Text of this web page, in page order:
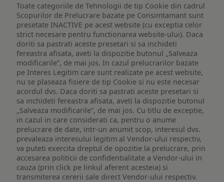
Toate categoriile de Tehnologii de tip Cookie din cadrul
Scopurilor de Prelucrare bazate pe Consimtamant sunt
presetate INACTIVE pe acest website (cu exceptia celor
strict necesare pentru functionarea website-ului). Daca
doriti sa pastrati aceste presetari si sa inchideti
fereastra afisata, aveti la dispozitie butonul „Salveaza
modificarile”, de mai jos. In cazul prelucrarilor bazate
pe Interes Legitim care sunt realizate pe acest website,
nu se plaseaza fisiere de tip Cookie si nu este necesar
acordul dvs. Daca doriti sa pastrati aceste presetari si
sa inchideti fereastra afisata, aveti la dispozitie butonul
„Salveaza modificarile”, de mai jos. Cu titlu de exceptie,
in cazul in care considerati ca, pentru o anume
prelucrare de date, intr-un anumit scop, interesul dvs.
prevaleaza interesului legitim al Vendor-ului respectiv,
va puteti exercita dreptul de opozitie la prelucrare, prin
accesarea politicii de confidentialitate a Vendor-ului in
cauza (prin click pe linkul aferent acesteia) si
transmiterea cererii sale direct Vendor-ului respectiv.